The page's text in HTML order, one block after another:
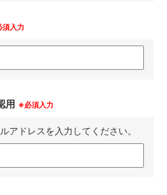
入力
用 ※必須入力
アドレスを入力してください。